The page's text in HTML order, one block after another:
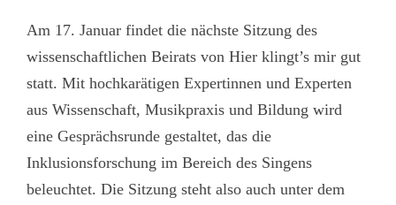
Am 17. Januar findet die nächste Sitzung des
wissenschaftlichen Beirats von Hier klingt’s mir gut
statt. Mit hochkarätigen Expertinnen und Experten
aus Wissenschaft, Musikpraxis und Bildung wird
eine Gesprächsrunde gestaltet, das die
Inklusionsforschung im Bereich des Singens
beleuchtet. Die Sitzung steht also auch unter dem